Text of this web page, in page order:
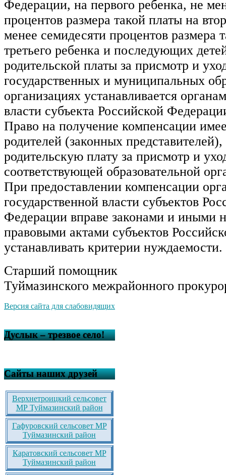
Федерации, на первого ребенка, не
процентов размера такой платы на
менее семидесяти процентов размера
третьего ребенка и последующих
родительской платы за присмотр и
государственных и муниципальных
организациях устанавливается
власти субъекта Российской
Право на получение компенсации
родителей (законных
родительскую плату за присмотр и
соответствующей образовательной
При предоставлении компенсации
государственной власти субъектов
Федерации вправе законами и иными
правовыми актами субъектов
устанавливать критерии нуждаемости.
Старший помощник
Туймазинского межрайонного
Версия сайта для слабовидящих
Дуслык – трезвое село!
Сайты наших друзей
Верхнетроицкий сельсовет
МР Туймазинский район
Гафуровский сельсовет МР
Туймазинский район
Каратовский сельсовет МР
Туймазинский район